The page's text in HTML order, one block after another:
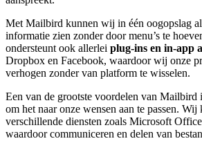
Met Mailbird kunnen wij in één oogopslag
informatie zien zonder door menu’s te
ondersteunt ook allerlei plug-ins en in-app
Dropbox en Facebook, waardoor wij onze
verhogen zonder van platform te wisselen.
Een van de grootste voordelen van Mailbird
om het naar onze wensen aan te passen.
verschillende diensten zoals Microsoft
waardoor communiceren en delen van